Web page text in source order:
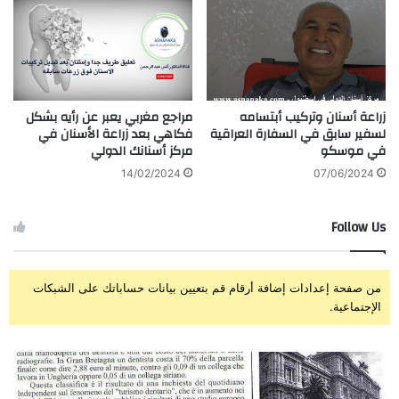
زراعة أسنان وتركيب أبتسامه
لسفير سابق في السفارة العراقية
في موسكو
07/06/2024
مراجع مغربي يعبر عن رأيه بشكل
فكاهي بعد زراعة الأسنان في
مركز أسنانك الدولي
14/02/2024
Follow Us
من صفحة إعدادات إضافة أرقام قم بتعيين بيانات حساباتك على الشبكات
الإجتماعية.
الصحافة
الأيطالية